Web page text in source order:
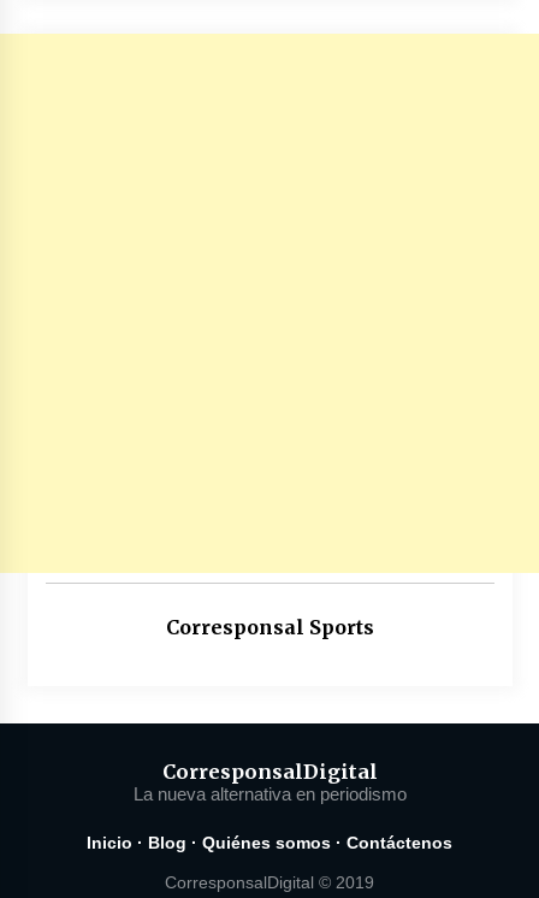
Corresponsal Sports
CorresponsalDigital
La nueva alternativa en periodismo
Inicio · Blog · Quiénes somos · Contáctenos
CorresponsalDigital © 2019